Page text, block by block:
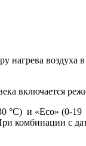
нагрева
включается
и «Eco» (0-19
комбинации с